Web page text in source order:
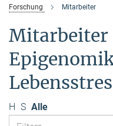
Forschung Mitarbeiter
Mitarbeiter
H S Alle